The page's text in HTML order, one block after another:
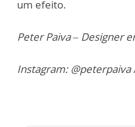
um efeito.
Peter Paiva – Designer
Instagram: